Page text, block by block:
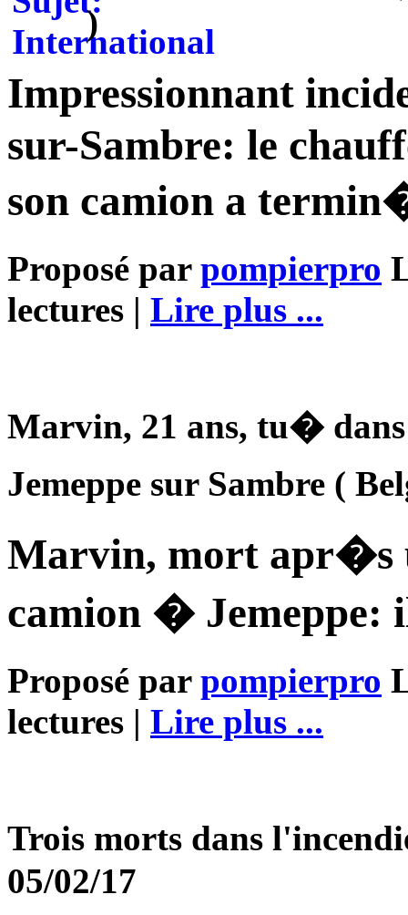
)
Impressionnant
sur-Sambre: le
son camion a
Proposé par pompierpro
lectures | Lire plus ...
Marvin, 21 ans, tu� dans
Jemeppe sur Sambre (
Marvin, mort apr�s
camion � Jemeppe:
Proposé par pompierpro
lectures | Lire plus ...
Trois morts dans
05/02/17